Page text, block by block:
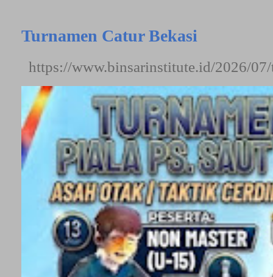
Turnamen Catur Bekasi
https://www.binsarinstitute.id/2026/